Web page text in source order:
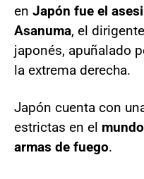
en Japón fue el
Asanuma, el
japonés, apuñalado
la extrema derecha.
Japón cuenta con
estrictas en el
armas de fuego.